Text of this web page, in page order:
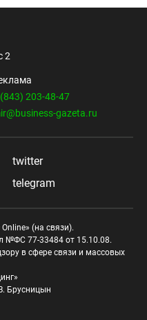
2
203-48-47
gazeta.ru
twitter
telegram
(на связи).
№ФС 77-33484 от 15.10.08.
в сфере связи и массовых
Брусницын